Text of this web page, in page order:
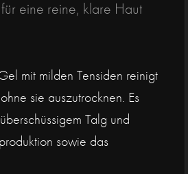
eine reine, klare Haut
mit milden Tensiden reinigt
sie auszutrocknen. Es
Talg und
sowie das